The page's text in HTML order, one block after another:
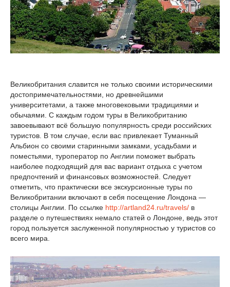
Великобритания славится не только своими историческими
достопримечательностями, но древнейшими
университетами, а также многовековыми традициями и
обычаями. С каждым годом туры в Великобританию
завоевывают всё большую популярность среди российских
туристов. В том случае, если вас привлекает Туманный
Альбион со своими старинными замками, усадьбами и
поместьями, туроператор по Англии поможет выбрать
наиболее подходящий для вас вариант отдыха с учетом
предпочтений и финансовых возможностей. Следует
отметить, что практически все экскурсионные туры по
Великобритании включают в себя посещение Лондона —
столицы Англии. По ссылке http://artland24.ru/travels/ в
разделе о путешествиях немало статей о Лондоне, ведь этот
город пользуется заслуженной популярностью у туристов со
всего мира.